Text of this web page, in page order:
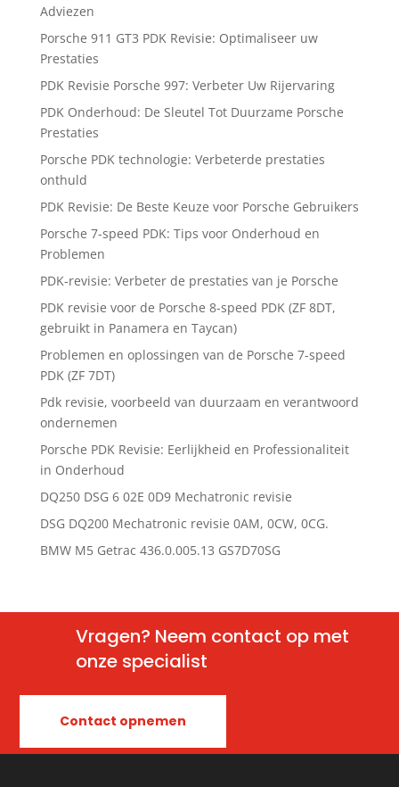
Adviezen
Porsche 911 GT3 PDK Revisie: Optimaliseer uw
Prestaties
PDK Revisie Porsche 997: Verbeter Uw Rijervaring
PDK Onderhoud: De Sleutel Tot Duurzame Porsche
Prestaties
Porsche PDK technologie: Verbeterde prestaties
onthuld
PDK Revisie: De Beste Keuze voor Porsche Gebruikers
Porsche 7-speed PDK: Tips voor Onderhoud en
Problemen
PDK-revisie: Verbeter de prestaties van je Porsche
PDK revisie voor de Porsche 8-speed PDK (ZF 8DT,
gebruikt in Panamera en Taycan)
Problemen en oplossingen van de Porsche 7-speed
PDK (ZF 7DT)
Pdk revisie, voorbeeld van duurzaam en verantwoord
ondernemen
Porsche PDK Revisie: Eerlijkheid en Professionaliteit
in Onderhoud
DQ250 DSG 6 02E 0D9 Mechatronic revisie
DSG DQ200 Mechatronic revisie 0AM, 0CW, 0CG.
BMW M5 Getrac 436.0.005.13 GS7D70SG
Vragen? Neem contact op met
onze specialist
Contact opnemen